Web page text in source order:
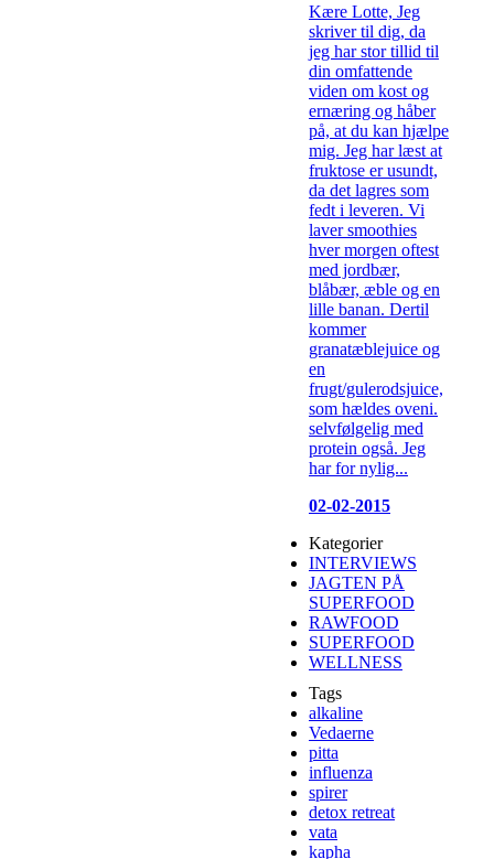
Kære Lotte, Jeg
skriver til dig, da
jeg har stor tillid til
din omfattende
viden om kost og
ernæring og håber
på, at du kan hjælpe
mig. Jeg har læst at
fruktose er usundt,
da det lagres som
fedt i leveren. Vi
laver smoothies
hver morgen oftest
med jordbær,
blåbær, æble og en
lille banan. Dertil
kommer
granatæblejuice og
en
frugt/gulerodsjuice,
som hældes oveni.
selvfølgelig med
protein også. Jeg
har for nylig...
02-02-2015
Kategorier
INTERVIEWS
JAGTEN PÅ
SUPERFOOD
RAWFOOD
SUPERFOOD
WELLNESS
Tags
alkaline
Vedaerne
pitta
influenza
spirer
detox retreat
vata
kapha